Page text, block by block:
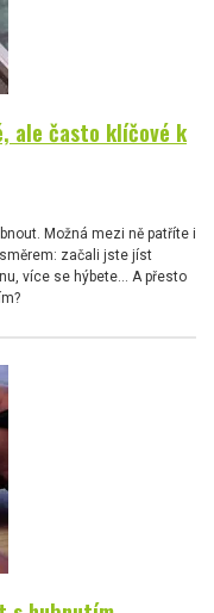
ale často klíčové k
Možná mezi ně patříte i
začali jste jíst
více se hýbete… A přesto